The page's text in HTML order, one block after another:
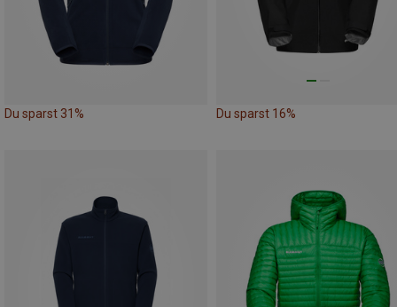
Du sparst 31% Du sparst 16%